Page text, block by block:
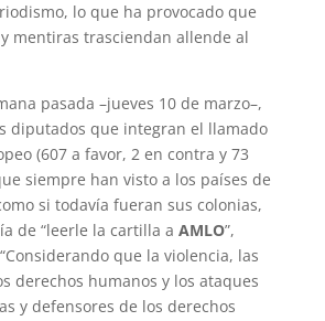
lo que ha provocado que
mentiras trasciendan allende al
pasada –jueves 10 de marzo–,
diputados que integran el llamado
(607 a favor, 2 en contra y 73
siempre han visto a los países de
si todavía fueran sus colonias,
de “leerle la cartilla a AMLO”,
que la violencia, las
derechos humanos y los ataques
y defensores de los derechos